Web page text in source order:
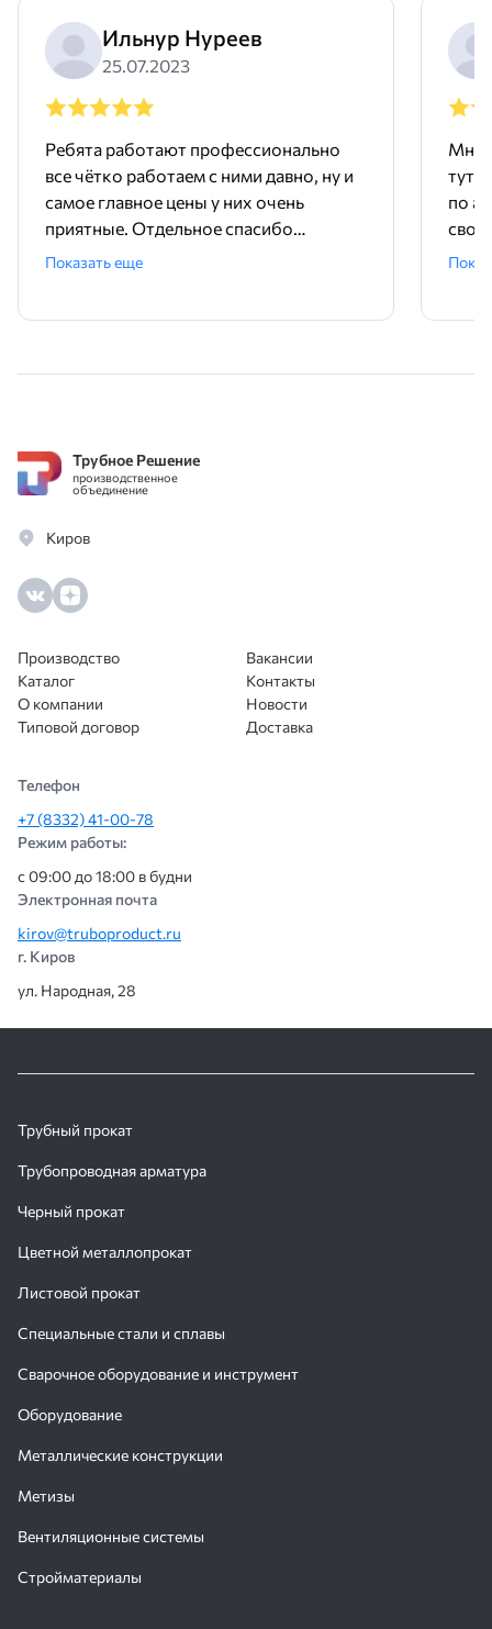
Ильнур Нуреев
25.07.2023
Ребята работают профессионально
все чётко работаем с ними давно, ну и
самое главное цены у них очень
приятные. Отдельное спасибо
менеджеру Родиону!
Показать еще
Мне
тут
по
Трубное Решение
производственное
объединение
Киров
Производство
Каталог
О компании
Типовой договор
Вакансии
Контакты
Новости
Доставка
Телефон
+7 (8332) 41-00-78
Режим работы:
с 09:00 до 18:00 в будни
Электронная почта
kirov@truboproduct.ru
г. Киров
ул. Народная, 28
Трубный прокат
Трубопроводная арматура
Черный прокат
Цветной металлопрокат
Листовой прокат
Специальные стали и сплавы
Сварочное оборудование и инструмент
Оборудование
Металлические конструкции
Метизы
Вентиляционные системы
Стройматериалы